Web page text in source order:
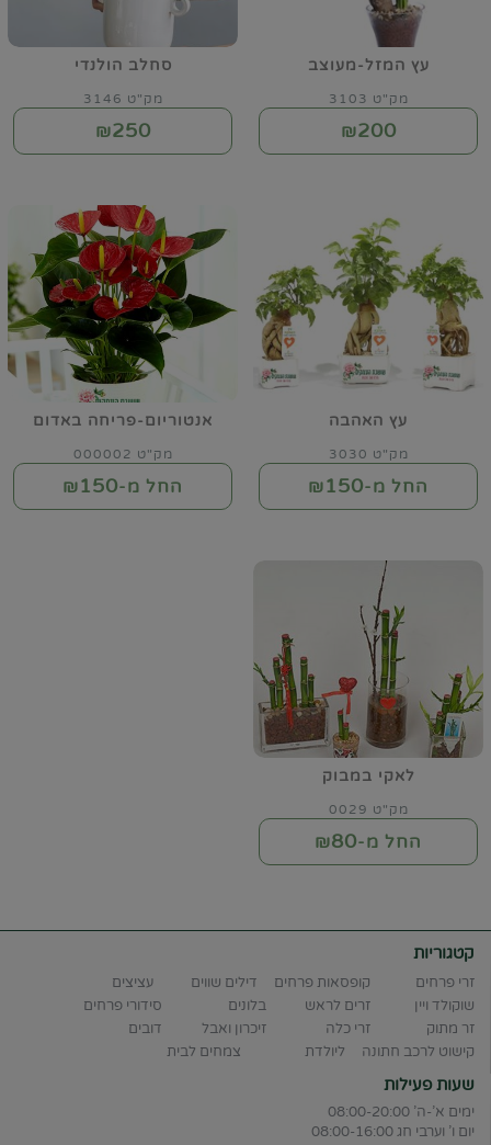
עץ המזל-מעוצב
מק"ט 3103
₪200
סחלב הולנדי
מק"ט 3146
₪250
עץ האהבה
מק"ט 3030
החל מ-₪150
אנטוריום-פריחה באדום
מק"ט 000002
החל מ-₪150
לאקי במבוק
מק"ט 0029
החל מ-₪80
קטגוריות
זרי פרחים קופסאות פרחים דילים שווים
עציצים
שוקולד ויין
זרים לראש בלונים
סידורי פרחים
זר מתוק
זרי כלה זיכרון ואבל
דובים
קישוט לרכב חתונה
ליולדת צמחים לבית
שעות פעילות
ימים א'-ה' 08:00-20:00
יום ו' וערבי חג 08:00-16:00